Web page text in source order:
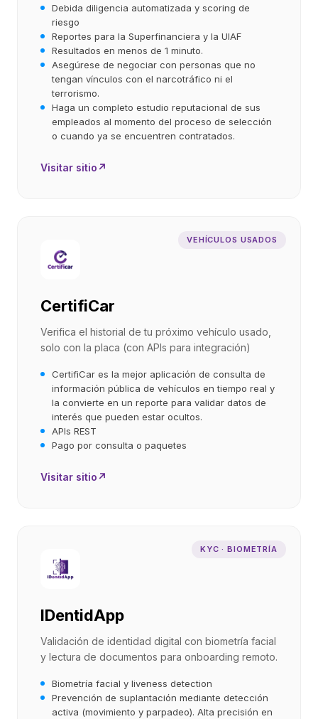
Debida diligencia automatizada y scoring de
riesgo
Reportes para la Superfinanciera y la UIAF
Resultados en menos de 1 minuto.
Asegúrese de negociar con personas que no
tengan vínculos con el narcotráfico ni el
terrorismo.
Haga un completo estudio reputacional de sus
empleados al momento del proceso de selección
o cuando ya se encuentren contratados.
Visitar sitio↗
VEHÍCULOS USADOS
CertifiCar
Verifica el historial de tu próximo vehículo usado,
solo con la placa (con APIs para integración)
CertifiCar es la mejor aplicación de consulta de
información pública de vehículos en tiempo real y
la convierte en un reporte para validar datos de
interés que pueden estar ocultos.
APIs REST
Pago por consulta o paquetes
Visitar sitio↗
KYC · BIOMETRÍA
IDentidApp
Validación de identidad digital con biometría facial
y lectura de documentos para onboarding remoto.
Biometría facial y liveness detection
Prevención de suplantación mediante detección
activa (movimiento y parpadeo). Alta precisión en